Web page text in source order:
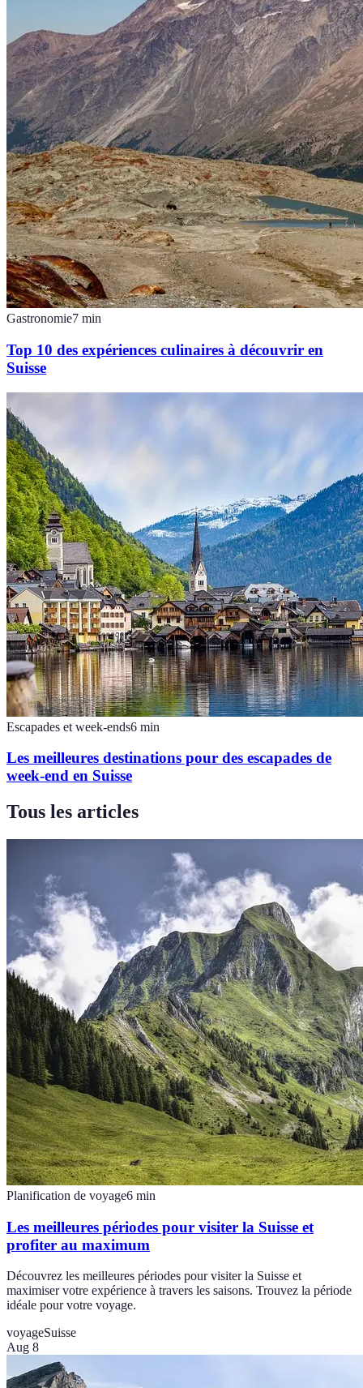
Gastronomie7 min
Top 10 des expériences culinaires à découvrir en
Suisse
Escapades et week-ends6 min
Les meilleures destinations pour des escapades de
week-end en Suisse
Tous les articles
Planification de voyage6 min
Les meilleures périodes pour visiter la Suisse et
profiter au maximum
Découvrez les meilleures périodes pour visiter la Suisse et
maximiser votre expérience à travers les saisons. Trouvez la période
idéale pour votre voyage.
voyageSuisse
Aug 8